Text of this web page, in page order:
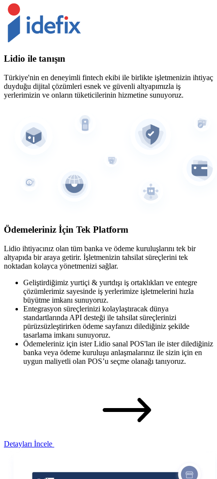
Lidio ile tanışın
Türkiye'nin en deneyimli fintech ekibi ile birlikte işletmenizin ihtiyaç
duyduğu dijital çözümleri esnek ve güvenli altyapımızla iş
yerlerimizin ve onların tüketicilerinin hizmetine sunuyoruz.
Ödemeleriniz İçin Tek Platform
Lidio ihtiyacınız olan tüm banka ve ödeme kuruluşlarını tek bir
altyapıda bir araya getirir. İşletmenizin tahsilat süreçlerini tek
noktadan kolayca yönetmenizi sağlar.
Geliştirdiğimiz yurtiçi & yurtdışı iş ortaklıkları ve entegre
çözümlerimiz sayesinde iş yerlerimize işletmelerini hızla
büyütme imkanı sunuyoruz.
Entegrasyon süreçlerinizi kolaylaştıracak dünya
standartlarında API desteği ile tahsilat süreçlerinizi
pürüzsüzleştirirken ödeme sayfanızı dilediğiniz şekilde
tasarlama imkanı sunuyoruz.
Ödemeleriniz için ister Lidio sanal POS'ları ile ister dilediğiniz
banka veya ödeme kuruluşu anlaşmalarınız ile sizin için en
uygun maliyetli olan POS’u seçme olanağı tanıyoruz.
Detayları İncele